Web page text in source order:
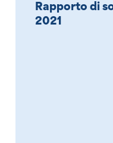
Rapporto di
2021